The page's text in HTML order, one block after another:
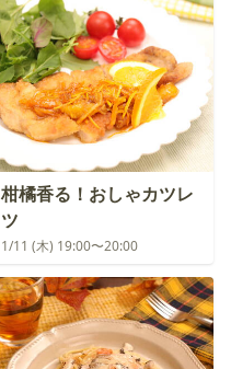
柑橘香る！おしゃカツレ
ツ
1/11 (木) 19:00〜20:00